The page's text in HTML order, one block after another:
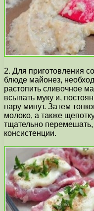
2. Для приготовления
блюде майонез,
растопить сливочное
всыпать муку и,
пару минут. Затем
молоко, а также
тщательно перемешать,
консистенции.